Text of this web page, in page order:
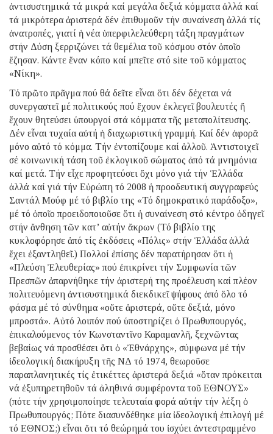
ἀντισυστημικά τά μικρά καί μεγάλα δεξιά κόμματα ἀλλά καί
τά μικρότερα ἀριστερά δέν ἐπιθυμοῦν τήν συναίνεση ἀλλά τίς
ἀνατροπές, γιατί ἡ νέα ὑπερφιλελεύθερη τάξη πραγμάτων
στήν Δύση ξερριζώνει τά θεμέλια τοῦ κόσμου στόν ὁποῖο
ἔζησαν. Κάντε ἕναν κόπο καί μπεῖτε στό site τοῦ κόμματος
«Νίκη».
Τό πρῶτο πρᾶγμα πού θά δεῖτε εἶναι ὅτι δέν δέχεται νά
συνεργαστεῖ μέ πολιτικούς πού ἔχουν ἐκλεγεῖ βουλευτές ἤ
ἔχουν θητεύσει ὑπουργοί στά κόμματα τῆς μεταπολίτευσης.
Δέν εἶναι τυχαία αὐτή ἡ διαχωριστική γραμμή. Καί δέν ἀφορᾶ
μόνο αὐτό τό κόμμα. Τήν ἐντοπίζουμε καί ἀλλοῦ. Ἀντιστοιχεῖ
σέ κοινωνική τάση τοῦ ἐκλογικοῦ σώματος ἀπό τά μνημόνια
καί μετά. Τήν εἶχε προφητεύσει ὄχι μόνο γιά τήν Ἑλλάδα
ἀλλά καί γιά τήν Εὐρώπη τό 2008 ἡ προοδευτική συγγραφεύς
Σαντάλ Μούφ μέ τό βιβλίο της «Τό δημοκρατικό παράδοξο»,
μέ τό ὁποῖο προειδοποιοῦσε ὅτι ἡ συναίνεση στό κέντρο ὁδηγεῖ
στήν ἄνθηση τῶν κατ’ αὐτήν ἄκρων (Τό βιβλίο της
κυκλοφόρησε ἀπό τίς ἐκδόσεις «Πόλις» στήν Ἑλλάδα ἀλλά
ἔχει ἐξαντληθεῖ.) Πολλοί ἐπίσης δέν παρατήρησαν ὅτι ἡ
«Πλεύση Ἐλευθερίας» πού ἐπικρίνει τήν Συμφωνία τῶν
Πρεσπῶν ἀπαρνήθηκε τήν ἀριστερή της προέλευση καί πλέον
πολιτευόμενη ἀντισυστημικά διεκδικεῖ ψήφους ἀπό ὅλο τό
φάσμα μέ τό σύνθημα «οὔτε ἀριστερά, οὔτε δεξιά, μόνο
μπροστά». Αὐτό λοιπόν πού ὑποστηρίζει ὁ Πρωθυπουργός,
ἐπικαλούμενος τόν Κωνσταντῖνο Καραμανλῆ, ξεχνῶντας
βεβαίως νά προσθέσει ὅτι ὁ «Ἐθνάρχης», σύμφωνα μέ τήν
ἰδεολογική διακήρυξη τῆς ΝΔ τό 1974, θεωροῦσε
παραπλανητικές τίς ἐτικέττες ἀριστερά δεξιά «ὅταν πρόκειται
νά ἐξυπηρετηθοῦν τά ἀληθινά συμφέροντα τοῦ ΕΘΝΟΥΣ»
(πότε τήν χρησιμοποίησε τελευταία φορά αὐτήν τήν λέξη ὁ
Πρωθυπουργός; Πότε διασυνδέθηκε μία ἰδεολογική ἐπιλογή μέ
τό ΕΘΝΟΣ;) εἶναι ὅτι τό θεώρημά του ἰσχύει ἀντεστραμμένο